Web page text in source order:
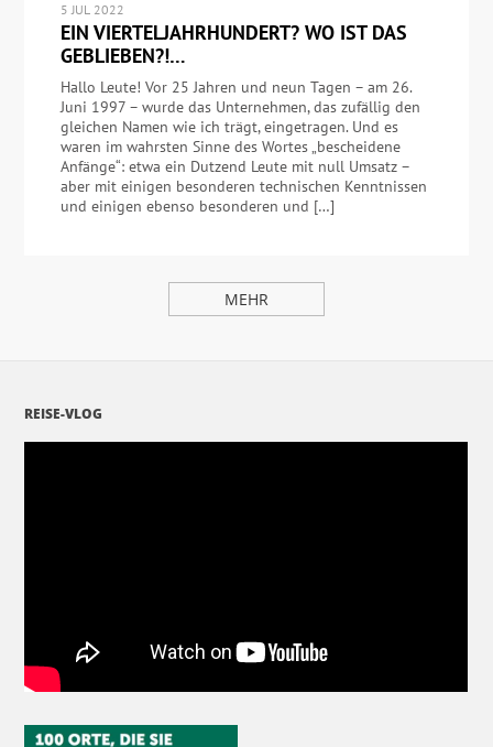
5 JUL 2022
EIN VIERTELJAHRHUNDERT? WO IST DAS
GEBLIEBEN?!…
Hallo Leute! Vor 25 Jahren und neun Tagen – am 26.
Juni 1997 – wurde das Unternehmen, das zufällig den
gleichen Namen wie ich trägt, eingetragen. Und es
waren im wahrsten Sinne des Wortes „bescheidene
Anfänge“: etwa ein Dutzend Leute mit null Umsatz –
aber mit einigen besonderen technischen Kenntnissen
und einigen ebenso besonderen und […]
MEHR
REISE-VLOG